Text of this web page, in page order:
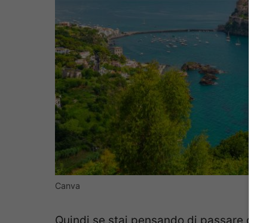
Canva
Quindi se stai pensando di passare